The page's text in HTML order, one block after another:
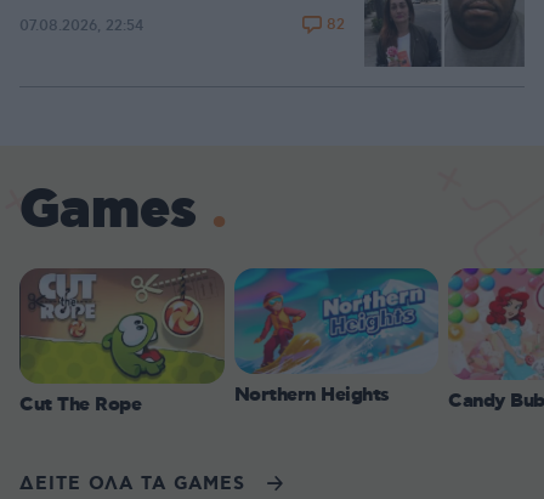
07.08.2026, 22:54 82
Games
Cut The Rope Northern Heights Candy
ΔΕΙΤΕ ΟΛΑ ΤΑ GAMES